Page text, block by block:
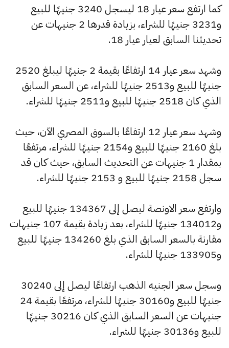
كما ارتفع سعر عيار 18 ليسجل 3240 جنيهًا للبيع
و3231 جنيهًا للشراء، بزيادة قدرها 2 جنيهات عن
تحديثنا السابق لعيار عيار 18.
وشهد سعر عيار 14 ارتفاعًا بقيمة 2 جنيهًا ليبلغ 2520
جنيهًا للبيع و2513 جنيهًا للشراء، عن السعر السابق
الذي كان 2518 جنيهًا للبيع و2511 جنيهًا للشراء.
وشهد سعر عيار 12 ارتفاعًا بالسوق المصري الآن، حيث
بلغ 2160 جنيهًا للبيع و2154 جنيهًا للشراء، مرتفعًا
بمقدار 1 جنيهات عن التحديث السابق، حيث كان قد
سجل 2158 جنيهًا للبيع و 2153 جنيهًا للشراء.
وارتفع سعر الاونصة ليصل إلى 134367 جنيهًا للبيع
و134012 جنيهًا للشراء، بعد زيادة بقيمة 107 جنيهات
مقارنة بالسعر السابق الذي بلغ 134260 جنيهًا للبيع
و133905 جنيهًا للشراء.
وسجل سعر الجنيه الذهب ارتفاعًا ليصل إلى 30240
جنيهًا للبيع و30160 جنيهًا للشراء، مرتفعًا بقيمة 24
جنيهات عن السعر السابق الذي كان 30216 جنيهًا
للبيع و30136 جنيهًا للشراء.